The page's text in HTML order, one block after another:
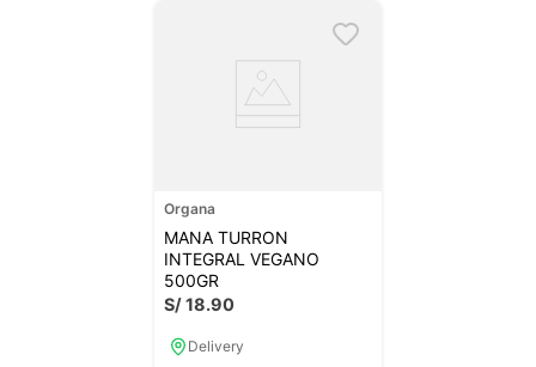
Organa
MANA TURRON
INTEGRAL VEGANO
500GR
S/18.90
Delivery